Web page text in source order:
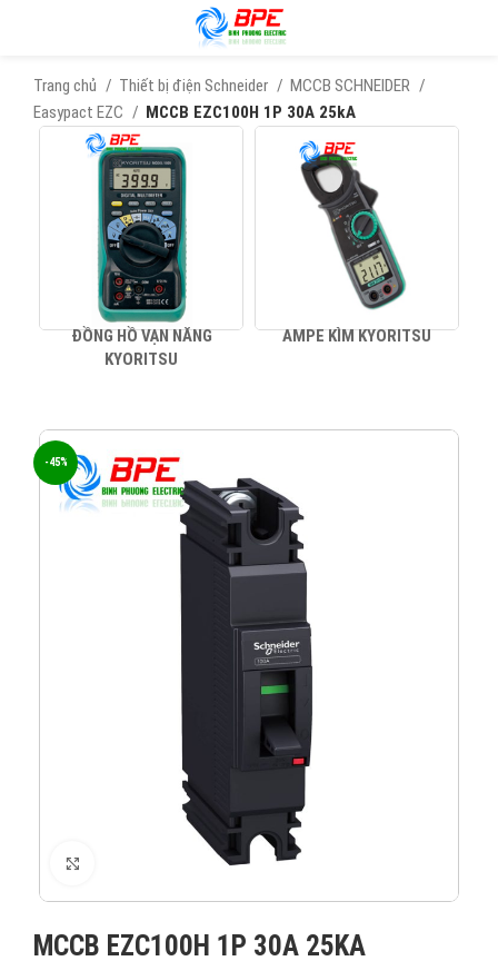
Trang chủ Thiết bị điện Schneider
MCCB SCHNEIDER
Easypact EZC
MCCB EZC100H 1P 30A 25kA
ĐỒNG HỒ VẠN NĂNG
KYORITSU
AMPE KÌM KYORITSU
-45%
MCCB EZC100H 1P 30A 25KA